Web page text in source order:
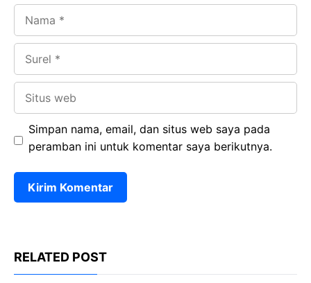
Simpan nama, email, dan situs web saya pada
peramban ini untuk komentar saya berikutnya.
RELATED POST